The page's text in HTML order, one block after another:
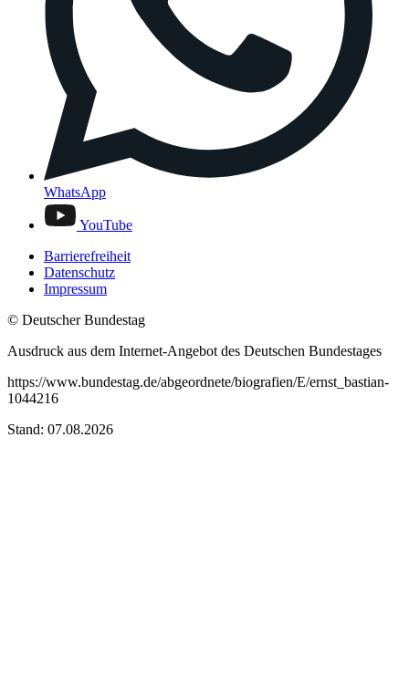
WhatsApp
YouTube
Barrierefreiheit
Datenschutz
Impressum
© Deutscher Bundestag
Ausdruck aus dem Internet-Angebot des Deutschen Bundestages
https://www.bundestag.de/abgeordnete/biografien/E/ernst_bastian-
1044216
Stand: 07.08.2026